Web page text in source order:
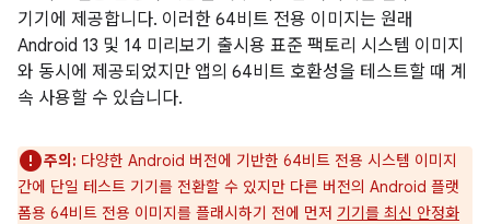
기기에 제공합니다. 이러한 64비트 전용 이미지는 원래
Android 13 및 14 미리보기 출시용 표준 팩토리 시스템 이미지
와 동시에 제공되었지만 앱의 64비트 호환성을 테스트할 때 계
속 사용할 수 있습니다.
주의: 다양한 Android 버전에 기반한 64비트 전용 시스템 이미지
간에 단일 테스트 기기를 전환할 수 있지만 다른 버전의 Android 플랫
폼용 64비트 전용 이미지를 플래시하기 전에 먼저 기기를 최신 안정화